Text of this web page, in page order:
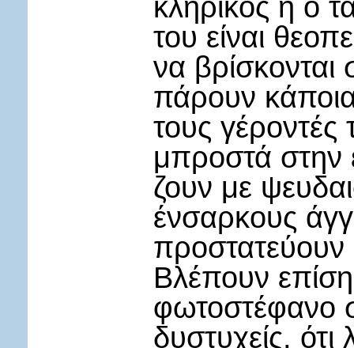
κληρικός ή ο
του είναι
να
πάρουν
τους γέροντές
μπροστά στην
ζουν με
ένσαρκους
Βλέπουν
φωτοστέφανο
δυστυχείς,